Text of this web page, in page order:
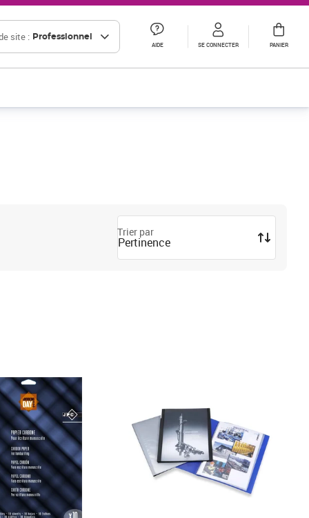
site : Professionnel
AIDE SE CONNECTER PANIER
Trier par
Pertinence
6,25€ HT
HT